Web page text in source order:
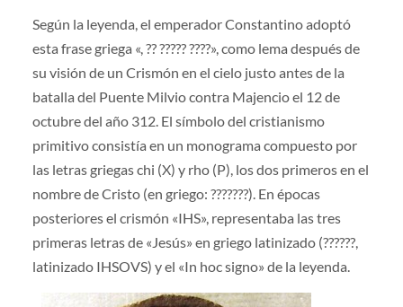
Según la leyenda, el emperador Constantino adoptó
esta frase griega «, ?? ????? ????», como lema después de
su visión de un Crismón en el cielo justo antes de la
batalla del Puente Milvio contra Majencio el 12 de
octubre del año 312. El símbolo del cristianismo
primitivo consistía en un monograma compuesto por
las letras griegas chi (X) y rho (P), los dos primeros en el
nombre de Cristo (en griego: ???????). En épocas
posteriores el crismón «IHS», representaba las tres
primeras letras de «Jesús» en griego latinizado (??????,
latinizado IHSOVS) y el «In hoc signo» de la leyenda.